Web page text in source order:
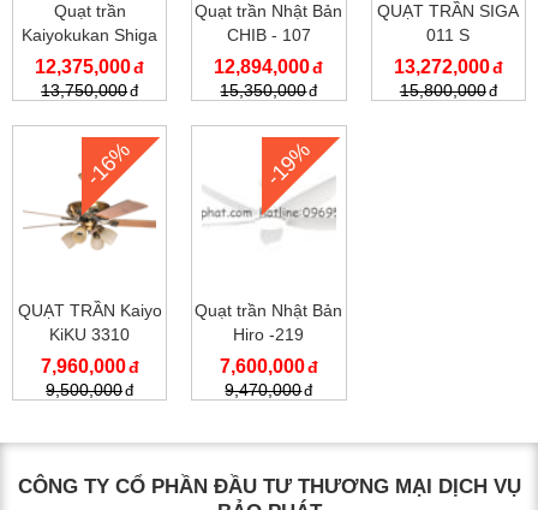
Quạt trần
Kaiyokukan Shiga
011 BK
12,375,000
13,750,000
Quạt trần Nhật Bản
CHIB - 107
12,894,000
15,350,000
QUẠT TRẦN SIGA
011 S
13,272,000
15,800,000
-16%
QUẠT TRẦN Kaiyo
KiKU 3310
7,960,000
9,500,000
-19%
Quạt trần Nhật Bản
Hiro -219
7,600,000
9,470,000
CÔNG TY CỔ PHẦN ĐẦU TƯ THƯƠNG MẠI DỊCH VỤ